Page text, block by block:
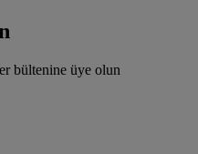
bültenine üye olun